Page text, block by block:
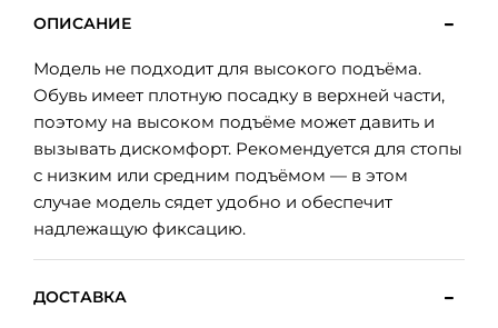
ОПИСАНИЕ
Модель не подходит для высокого подъёма.
Обувь имеет плотную посадку в верхней части,
поэтому на высоком подъёме может давить и
вызывать дискомфорт. Рекомендуется для стопы
с низким или средним подъёмом — в этом
случае модель сядет удобно и обеспечит
надлежащую фиксацию.
ДОСТАВКА